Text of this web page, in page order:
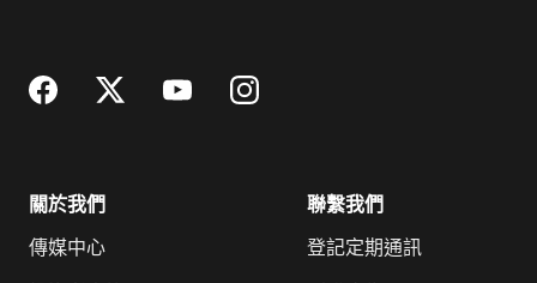
關於我們
傳媒中心
聯繫我們
登記定期通訊